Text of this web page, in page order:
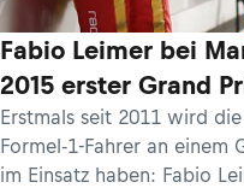
Fabio Leimer bei
2015 erster Grand
Erstmals seit 2011 wird
Formel-1-Fahrer an einem
im Einsatz haben: Fabio